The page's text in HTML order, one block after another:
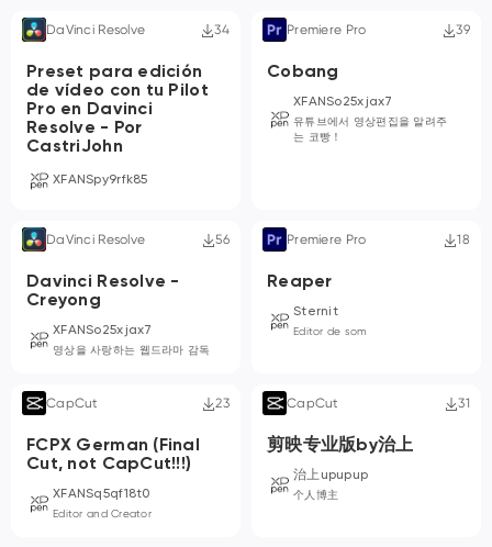
DaVinci Resolve 34
Preset para edición
de vídeo con tu Pilot
Pro en Davinci
Resolve - Por
CastriJohn
XFANSpy9rfk85
Premiere Pro 39
Cobang
XFANSo25xjax7
유튜브에서 영상편집을 알려주
는 코빵！
DaVinci Resolve 56
Davinci Resolve -
Creyong
XFANSo25xjax7
영상을 사랑하는 웹드라마 감독
Premiere Pro 18
Reaper
Sternit
Editor de som
CapCut 23
FCPX German (Final
Cut, not CapCut!!!)
XFANSq5qf18t0
Editor and Creator
CapCut 31
剪映专业版by治上
治上upupup
个人博主